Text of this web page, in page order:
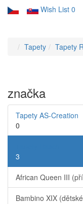
Wish List 0
Tapety Tapety
značka
Tapety AS-Creation
0
3
African Queen III
Bambino XIX